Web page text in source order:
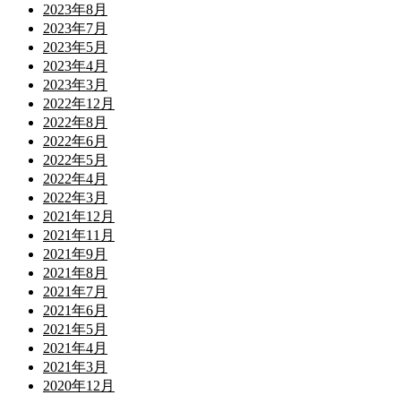
2023年8月
2023年7月
2023年5月
2023年4月
2023年3月
2022年12月
2022年8月
2022年6月
2022年5月
2022年4月
2022年3月
2021年12月
2021年11月
2021年9月
2021年8月
2021年7月
2021年6月
2021年5月
2021年4月
2021年3月
2020年12月